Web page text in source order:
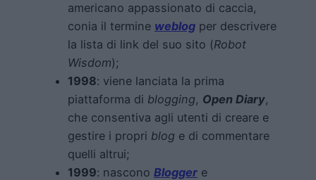
americano appassionato di caccia,
conia il termine weblog per descrivere
la lista di link del suo sito (Robot
Wisdom);
1998: viene lanciata la prima
piattaforma di blogging, Open Diary,
che consentiva agli utenti di creare e
gestire i propri blog e di commentare
quelli altrui;
1999: nascono Blogger e